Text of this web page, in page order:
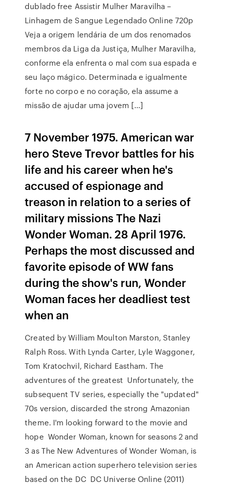
dublado free Assistir Mulher Maravilha –
Linhagem de Sangue Legendado Online 720p
Veja a origem lendária de um dos renomados
membros da Liga da Justiça, Mulher Maravilha,
conforme ela enfrenta o mal com sua espada e
seu laço mágico. Determinada e igualmente
forte no corpo e no coração, ela assume a
missão de ajudar uma jovem […]
7 November 1975. American war
hero Steve Trevor battles for his
life and his career when he's
accused of espionage and
treason in relation to a series of
military missions The Nazi
Wonder Woman. 28 April 1976.
Perhaps the most discussed and
favorite episode of WW fans
during the show's run, Wonder
Woman faces her deadliest test
when an
Created by William Moulton Marston, Stanley
Ralph Ross. With Lynda Carter, Lyle Waggoner,
Tom Kratochvil, Richard Eastham. The
adventures of the greatest Unfortunately, the
subsequent TV series, especially the "updated"
70s version, discarded the strong Amazonian
theme. I'm looking forward to the movie and
hope Wonder Woman, known for seasons 2 and
3 as The New Adventures of Wonder Woman, is
an American action superhero television series
based on the DC DC Universe Online (2011)